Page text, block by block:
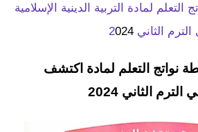
التعلم لمادة التربية الدينية الإسلامية
الثاني 2 024
نواتج التعلم لمادة اكتشف
الثاني 2024